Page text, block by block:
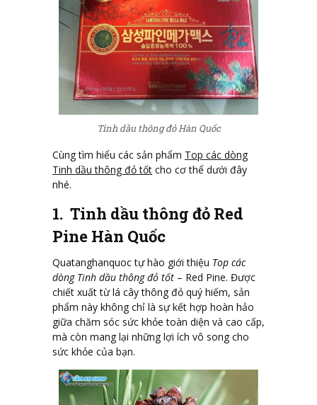
Tinh dầu thông đỏ Hàn Quốc
Cùng tìm hiểu các sản phẩm Top các dòng
Tinh dầu thông đỏ tốt cho cơ thể dưới đây
nhé.
1. Tinh dầu thông đỏ Red
Pine Hàn Quốc
Quatanghanquoc tự hào giới thiệu Top các
dòng Tinh dầu thông đỏ tốt – Red Pine. Được
chiết xuất từ lá cây thông đỏ quý hiếm, sản
phẩm này không chỉ là sự kết hợp hoàn hảo
giữa chăm sóc sức khỏe toàn diện và cao cấp,
mà còn mang lại những lợi ích vô song cho
sức khỏe của bạn.